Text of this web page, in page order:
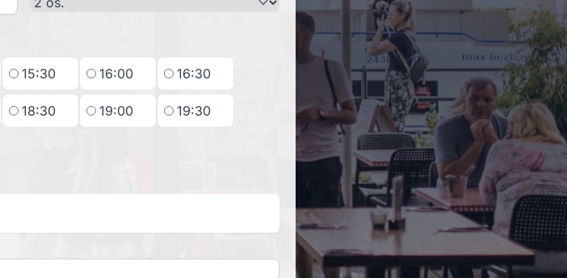
15:30 16:00 16:30
18:30 19:00 19:30